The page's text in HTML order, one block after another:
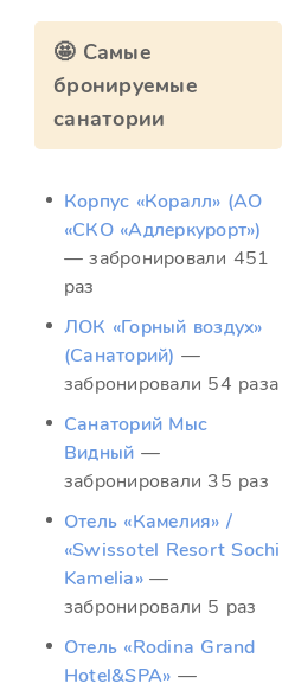
🤩 Самые
бронируемые
санатории
Корпус «Коралл» (АО
«СКО «Адлеркурорт»)
— забронировали 451
раз
ЛОК «Горный воздух»
(Санаторий) —
забронировали 54 раза
Санаторий Мыс
Видный —
забронировали 35 раз
Отель «Камелия» /
«Swissotel Resort Sochi
Kamelia» —
забронировали 5 раз
Отель «Rodina Grand
Hotel&SPA» —